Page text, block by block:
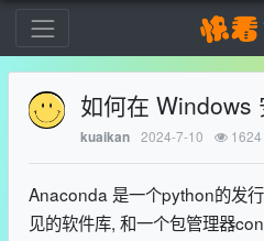
如何在 Windows
kuaikan 2024-7-10 1624
Anaconda 是一个python的发
见的软件库, 和一个包管理器